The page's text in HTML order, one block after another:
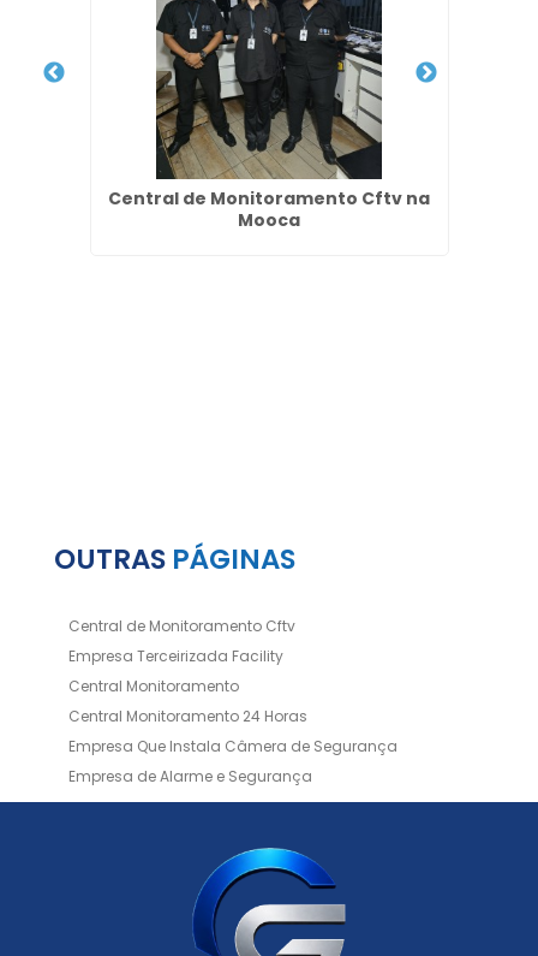
Central de Monitoramento Cftv na
Mooca
OUTRAS PÁGINAS
Central de Monitoramento Cftv
Empresa Terceirizada Facility
Central Monitoramento
Central Monitoramento 24 Horas
Empresa Que Instala Câmera de Segurança
Empresa de Alarme e Segurança
Empresa de Alarmes
Empresa de Facilities
Empresa de Instalação de Câmeras de Segurança
Empresa de Limpeza e Portaria
Empresas de Limpeza de Condomínios